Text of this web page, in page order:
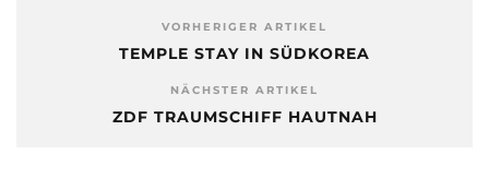
VORHERIGER ARTIKEL
TEMPLE STAY IN SÜDKOREA
NÄCHSTER ARTIKEL
ZDF TRAUMSCHIFF HAUTNAH